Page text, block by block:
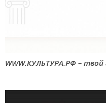
WWW.КУЛЬТУРА.РФ – твой